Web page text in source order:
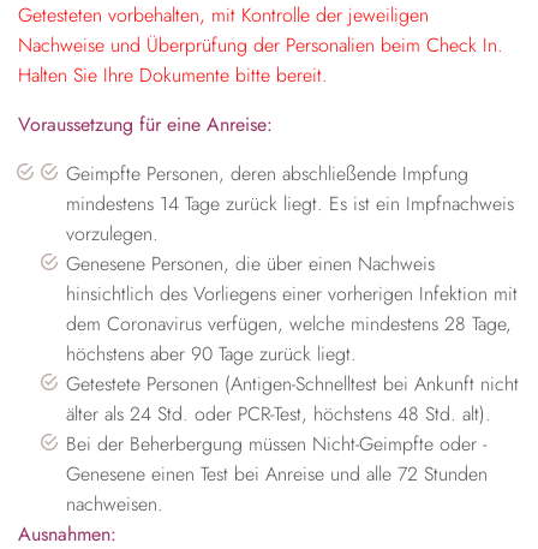
Getesteten vorbehalten, mit Kontrolle der jeweiligen
Nachweise und Überprüfung der Personalien beim Check In.
Halten Sie Ihre Dokumente bitte bereit.
Voraussetzung für eine Anreise:
Geimpfte Personen, deren abschließende Impfung
mindestens 14 Tage zurück liegt. Es ist ein Impfnachweis
vorzulegen.
Genesene Personen, die über einen Nachweis
hinsichtlich des Vorliegens einer vorherigen Infektion mit
dem Coronavirus verfügen, welche mindestens 28 Tage,
höchstens aber 90 Tage zurück liegt.
Getestete Personen (Antigen-Schnelltest bei Ankunft nicht
älter als 24 Std. oder PCR-Test, höchstens 48 Std. alt).
Bei der Beherbergung müssen Nicht-Geimpfte oder -
Genesene einen Test bei Anreise und alle 72 Stunden
nachweisen.
Ausnahmen: